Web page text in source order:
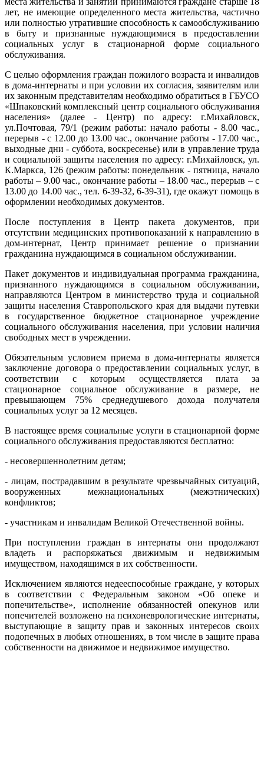
лет, не имеющие определенного места жительства, частично
или полностью утратившие способность к самообслуживанию
в быту и признанные нуждающимися в предоставлении
социальных услуг в стационарной форме социального
обслуживания.
С целью оформления граждан пожилого возраста и инвалидов
в дома-интернаты и при условии их согласия, заявителям или
их законным представителям необходимо обратиться в ГБУСО
«Шпаковский комплексный центр социального обслуживания
населения» (далее - Центр) по адресу: г.Михайловск,
ул.Почтовая, 79/1 (режим работы: начало работы - 8.00 час.,
перерыв - с 12.00 до 13.00 час., окончание работы - 17.00 час.,
выходные дни - суббота, воскресенье) или в управление труда
и социальной защиты населения по адресу: г.Михайловск, ул.
К.Маркса, 126 (режим работы: понедельник - пятница, начало
работы – 9.00 час., окончание работы – 18.00 час., перерыв – с
13.00 до 14.00 час., тел. 6-39-32, 6-39-31), где окажут помощь в
оформлении необходимых документов.
После поступления в Центр пакета документов, при
отсутствии медицинских противопоказаний к направлению в
дом-интернат, Центр принимает решение о признании
гражданина нуждающимся в социальном обслуживании.
Пакет документов и индивидуальная программа гражданина,
признанного нуждающимся в социальном обслуживании,
направляются Центром в министерство труда и социальной
защиты населения Ставропольского края для выдачи путевки
в государственное бюджетное стационарное учреждение
социального обслуживания населения, при условии наличия
свободных мест в учреждении.
Обязательным условием приема в дома-интернаты является
заключение договора о предоставлении социальных услуг, в
соответствии с которым осуществляется плата за
стационарное социальное обслуживание в размере, не
превышающем 75% среднедушевого дохода получателя
социальных услуг за 12 месяцев.
В настоящее время социальные услуги в стационарной форме
социального обслуживания предоставляются бесплатно:
- несовершеннолетним детям;
- лицам, пострадавшим в результате чрезвычайных ситуаций,
вооруженных межнациональных (межэтнических)
конфликтов;
- участникам и инвалидам Великой Отечественной войны.
При поступлении граждан в интернаты они продолжают
владеть и распоряжаться движимым и недвижимым
имуществом, находящимся в их собственности.
Исключением являются недееспособные граждане, у которых
в соответствии с Федеральным законом «Об опеке и
попечительстве», исполнение обязанностей опекунов или
попечителей возложено на психоневрологические интернаты,
выступающие в защиту прав и законных интересов своих
подопечных в любых отношениях, в том числе в защите права
собственности на движимое и недвижимое имущество.